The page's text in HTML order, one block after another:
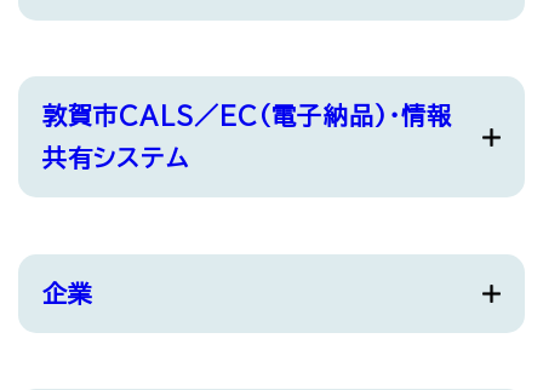
敦賀市CALS／EC（電子納品）・情報
共有システム
企業